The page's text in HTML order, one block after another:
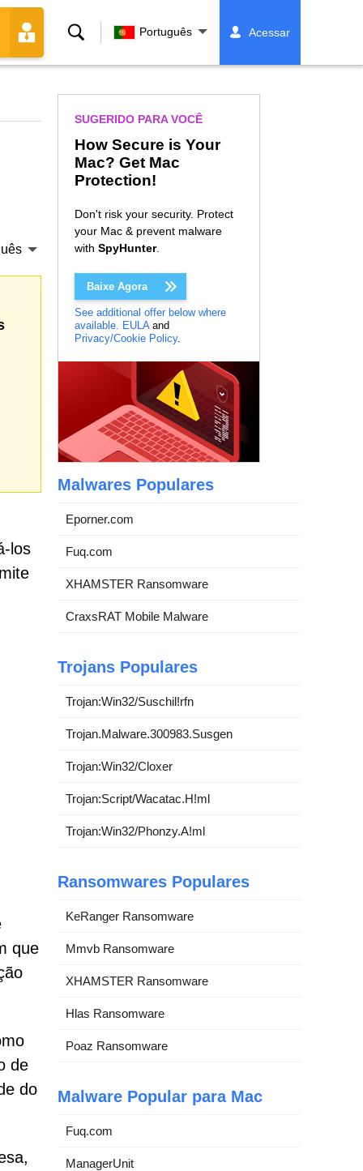
Buscar Português Acessar
los
que
de
do
SUGERIDO PARA VOCÊ
How Secure is Your
Mac? Get Mac
Protection!
Don't risk your security. Protect
your Mac & prevent malware
with SpyHunter.
Baixe Agora
See additional offer below where
available. EULAand
Privacy/Cookie Policy.
Malwares Populares
Eporner.com
Fuq.com
XHAMSTER Ransomware
CraxsRAT Mobile Malware
Trojans Populares
Trojan:Win32/Suschil!rfn
Trojan.Malware.300983.Susgen
Trojan:Win32/Cloxer
Trojan:Script/Wacatac.H!ml
Trojan:Win32/Phonzy.A!ml
Ransomwares Populares
KeRanger Ransomware
Mmvb Ransomware
XHAMSTER Ransomware
Hlas Ransomware
Poaz Ransomware
Malware Popular para Mac
Fuq.com
ManagerUnit